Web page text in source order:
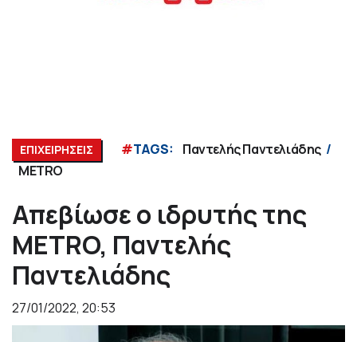
ΕΠΙΧΕΙΡΗΣΕΙΣ #TAGS:
Παντελής Παντελιάδης
METRO
Απεβίωσε ο ιδρυτής της
METRO, Παντελής
Παντελιάδης
27/01/2022, 20:53